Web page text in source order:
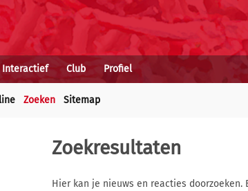
Interactief Club Profiel
Zoeken Sitemap
Zoekresultaten
Hier kan je nieuws en reacties